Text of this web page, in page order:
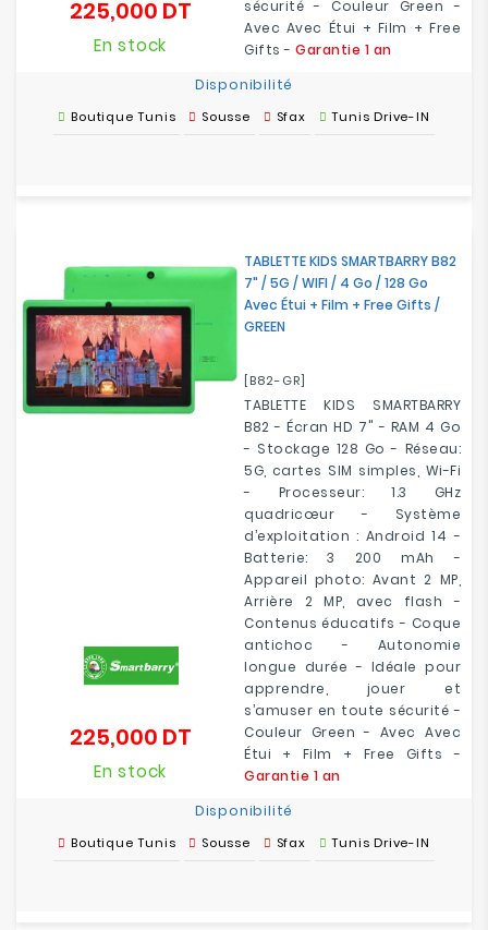
sécurité - Couleur Green -
Avec Avec Étui + Film + Free
Gifts - Garantie 1 an
225,000 DTPrix
En stock
Disponibilité
Boutique Tunis Sousse Sfax Tunis Drive-IN
TABLETTE KIDS SMARTBARRY B82
7" / 5G / WIFI / 4 Go / 128 Go
Avec Étui + Film + Free Gifts /
GREEN
[B82-GR]
TABLETTE KIDS SMARTBARRY
B82 - Écran HD 7" - RAM 4 Go
- Stockage 128 Go - Réseau:
5G, cartes SIM simples, Wi-Fi
- Processeur: 1.3 GHz
quadricœur - Système
d’exploitation : Android 14 -
Batterie: 3 200 mAh -
Appareil photo: Avant 2 MP,
Arrière 2 MP, avec flash -
Contenus éducatifs - Coque
antichoc - Autonomie
longue durée - Idéale pour
apprendre, jouer et
s’amuser en toute sécurité -
Couleur Green - Avec Avec
Étui + Film + Free Gifts -
Garantie 1 an
225,000 DTPrix
En stock
Disponibilité
Boutique Tunis Sousse Sfax Tunis Drive-IN